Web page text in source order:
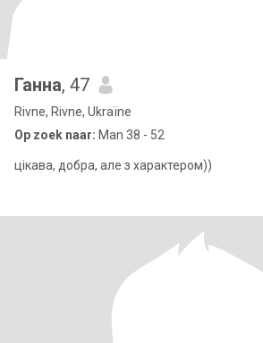
Ганна, 47
Rivne, Rivne, Ukraïne
Op zoek naar: Man 38 - 52
цікава, добра, але з характером))